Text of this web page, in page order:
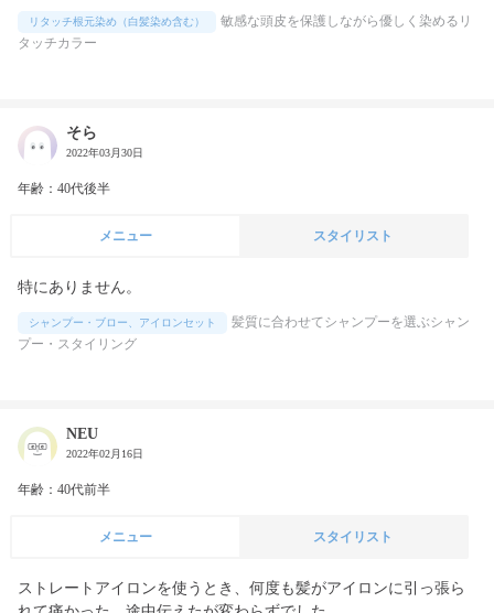
リタッチ根元染め（白髪染め含む）
敏感な頭皮を保護しながら優しく染めるリ
タッチカラー
そら
2022年03月30日
年齢：40代後半
メニュー スタイリスト
特にありません。
シャンプー・ブロー、アイロンセット
髪質に合わせてシャンプーを選ぶシャン
プー・スタイリング
NEU
2022年02月16日
年齢：40代前半
メニュー スタイリスト
ストレートアイロンを使うとき、何度も髪がアイロンに引っ張ら